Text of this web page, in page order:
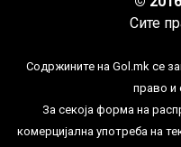
Сите
Содржините на Gol.mk се
право и
За секоја форма на
комерцијална употреба на